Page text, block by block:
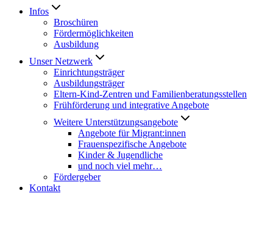
Infos
Broschüren
Fördermöglichkeiten
Ausbildung
Unser Netzwerk
Einrichtungsträger
Ausbildungsträger
Eltern-Kind-Zentren und Familienberatungsstellen
Frühförderung und integrative Angebote
Weitere Unterstützungsangebote
Angebote für Migrant:innen
Frauenspezifische Angebote
Kinder & Jugendliche
und noch viel mehr…
Fördergeber
Kontakt